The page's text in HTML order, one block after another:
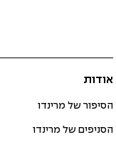
אודות
הסיפור של מרינדו
הסניפים של מרינדו